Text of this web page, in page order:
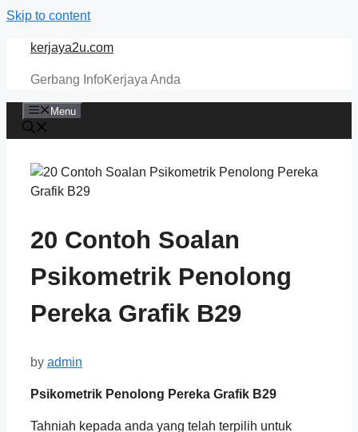
Skip to content
kerjaya2u.com
Gerbang InfoKerjaya Anda
Menu
20 Contoh Soalan
Psikometrik Penolong
Pereka Grafik B29
by admin
Psikometrik Penolong Pereka Grafik B29
Tahniah kepada anda yang telah terpilih untuk